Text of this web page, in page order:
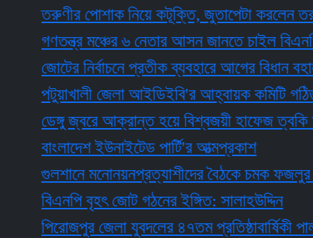
তরুণীর পোশাক নিয়ে কটূক্তি, জুতাপেটা করলেন তরুণী
গণতন্ত্র মঞ্চের ৬ নেতার আসন জানতে চাইল বিএনপি
জোটের নির্বাচনে প্রতীক ব্যবহারে আগের বিধান বহাল
পটুয়াখালী জেলা আইডিইবি'র আহ্বায়ক কমিটি গঠিত
ডেঙ্গু জ্বরে আক্রান্ত হয়ে বিশ্বজয়ী হাফেজ ত্বকি আর
বাংলাদেশ ইউনাইটেড পার্টি'র আত্মপ্রকাশ
গুলশানে মনোনয়নপ্রত্যাশীদের বৈঠকে চমক ফজলুর ও মঞ্জু
বিএনপি বৃহৎ জোট গঠনের ইঙ্গিত: সালাহউদ্দিন
পিরোজপুর জেলা যুবদলের ৪৭তম প্রতিষ্ঠাবার্ষিকী পালন